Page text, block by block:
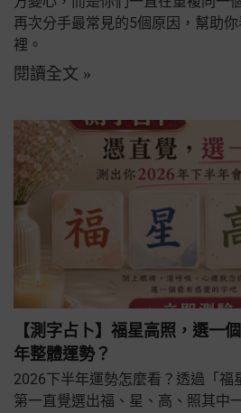
再次分手最常見的5個原因，幫助
裡。
閱讀全文 »
【測字占卜】福星高照，選一
年整體運勢？
2026下半年運勢怎麼看？透過「福
第一直覺選出福、星、高、照其中